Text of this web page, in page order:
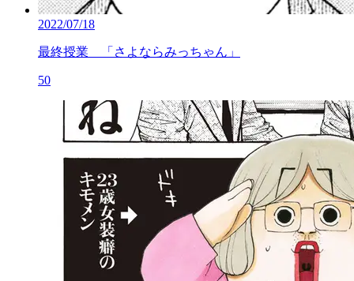
2022/07/18
最終授業 「さよならみっちゃん」
50